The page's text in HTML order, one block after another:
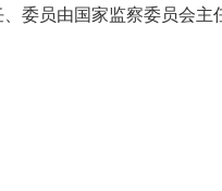
员由国家监察委员会主